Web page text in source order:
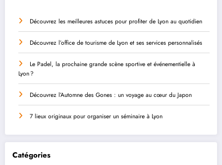
Découvrez les meilleures astuces pour profiter de Lyon au quotidien
Découvrez l’office de tourisme de Lyon et ses services personnalisés
Le Padel, la prochaine grande scène sportive et événementielle à
Lyon ?
Découvrez l’Automne des Gones : un voyage au cœur du Japon
7 lieux originaux pour organiser un séminaire à Lyon
Catégories